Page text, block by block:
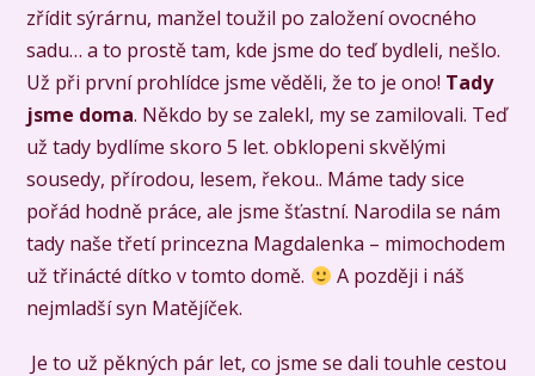
zřídit sýrárnu, manžel toužil po založení ovocného
sadu… a to prostě tam, kde jsme do teď bydleli, nešlo.
Už při první prohlídce jsme věděli, že to je ono! Tady
jsme doma. Někdo by se zalekl, my se zamilovali. Teď
už tady bydlíme skoro 5 let. obklopeni skvělými
sousedy, přírodou, lesem, řekou.. Máme tady sice
pořád hodně práce, ale jsme šťastní. Narodila se nám
tady naše třetí princezna Magdalenka – mimochodem
už třinácté dítko v tomto domě.
A později i náš
nejmladší syn Matějíček.
Je to už pěkných pár let, co jsme se dali touhle cestou